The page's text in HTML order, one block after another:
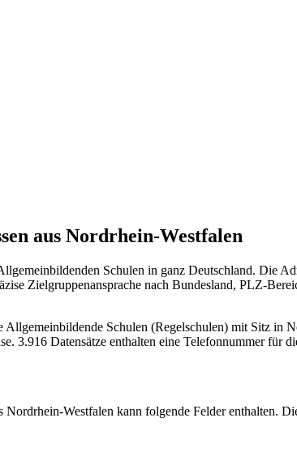
aus Nordrhein-Westfalen
Schulen in ganz Deutschland. Die
Zielgruppenansprache nach Bundesland, PLZ-
Allgemeinbildende Schulen (Regelschulen) mit Sitz in
3.916 Datensätze enthalten eine Telefonnummer für
Nordrhein-Westfalen kann folgende Felder enthalten.